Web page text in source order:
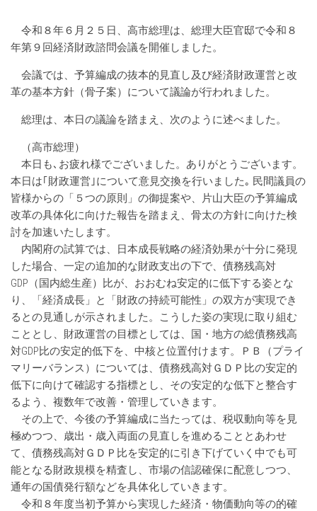
令和８年６月２５日、高市総理は、総理大臣官邸で令和８
年第９回経済財政諮問会議を開催しました。
会議では、予算編成の抜本的見直し及び経済財政運営と改
革の基本方針（骨子案）について議論が行われました。
総理は、本日の議論を踏まえ、次のように述べました。
（高市総理）
本日も､お疲れ様でございました。ありがとうございます。
本日は｢財政運営｣について意見交換を行いました｡ 民間議員の
皆様からの「５つの原則」の御提案や、片山大臣の予算編成
改革の具体化に向けた報告を踏まえ、骨太の方針に向けた検
討を加速いたします。
内閣府の試算では、日本成長戦略の経済効果が十分に発現
した場合、一定の追加的な財政支出の下で、債務残高対
GDP（国内総生産）比が、おおむね安定的に低下する姿とな
り、「経済成長」と「財政の持続可能性」の双方が実現でき
るとの見通しが示されました。こうした姿の実現に取り組む
こととし、財政運営の目標としては、国・地方の総債務残高
対GDP比の安定的低下を、中核と位置付けます。ＰＢ（プライ
マリーバランス）については、債務残高対ＧＤＰ比の安定的
低下に向けて確認する指標とし、その安定的な低下と整合す
るよう、複数年で改善・管理していきます。
その上で、今後の予算編成に当たっては、税収動向等を見
極めつつ、歳出・歳入両面の見直しを進めることとあわせ
て、債務残高対ＧＤＰ比を安定的に引き下げていく中でも可
能となる財政規模を精査し、市場の信認確保に配意しつつ、
通年の国債発行額などを具体化していきます。
令和８年度当初予算から実現した経済・物価動向等の的確